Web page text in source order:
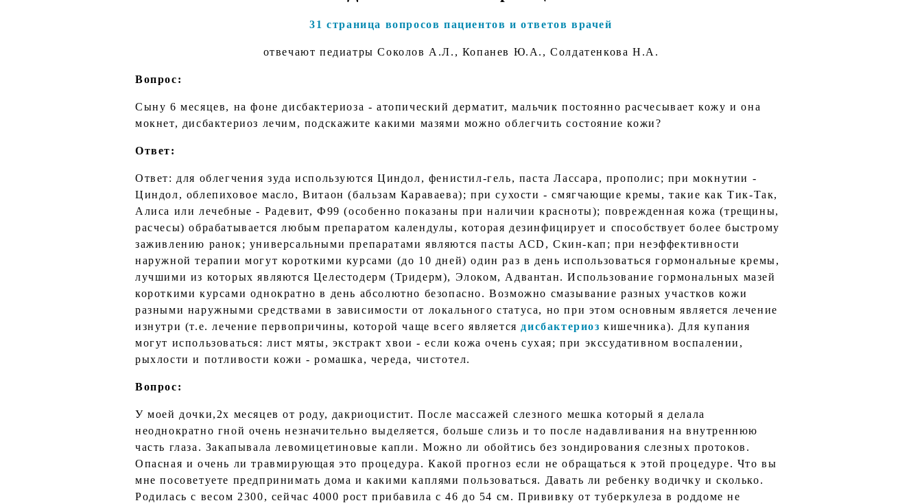
31 страница вопросов пациентов и ответов врачей
отвечают педиатры Соколов А.Л., Копанев Ю.А., Солдатенкова Н.А.
Вопрос:
Сыну 6 месяцев, на фоне дисбактериоза - атопический дерматит, мальчик постоянно расчесывает кожу и она
мокнет, дисбактериоз лечим, подскажите какими мазями можно облегчить состояние кожи?
Ответ:
Ответ: для облегчения зуда используются Циндол, фенистил-гель, паста Лассара, прополис; при мокнутии -
Циндол, облепиховое масло, Витаон (бальзам Караваева); при сухости - смягчающие кремы, такие как Тик-Так,
Алиса или лечебные - Радевит, Ф99 (особенно показаны при наличии красноты); поврежденная кожа (трещины,
расчесы) обрабатывается любым препаратом календулы, которая дезинфицирует и способствует более быстрому
заживлению ранок; универсальными препаратами являются пасты АСD, Скин-кап; при неэффективности
наружной терапии могут короткими курсами (до 10 дней) один раз в день использоваться гормональные кремы,
лучшими из которых являются Целестодерм (Тридерм), Элоком, Адвантан. Использование гормональных мазей
короткими курсами однократно в день абсолютно безопасно. Возможно смазывание разных участков кожи
разными наружными средствами в зависимости от локального статуса, но при этом основным является лечение
изнутри (т.е. лечение первопричины, которой чаще всего является дисбактериоз кишечника). Для купания
могут использоваться: лист мяты, экстракт хвои - если кожа очень сухая; при экссудативном воспалении,
рыхлости и потливости кожи - ромашка, череда, чистотел.
Вопрос:
У моей дочки,2х месяцев от роду, дакриоцистит. После массажей слезного мешка который я делала
неоднократно гной очень незначительно выделяется, больше слизь и то после надавливания на внутреннюю
часть глаза. Закапывала левомицетиновые капли. Можно ли обойтись без зондирования слезных протоков.
Опасная и очень ли травмирующая это процедура. Какой прогноз если не обращаться к этой процедуре. Что вы
мне посоветуете предпринимать дома и какими каплями пользоваться. Давать ли ребенку водичку и сколько.
Родилась с весом 2300, сейчас 4000 рост прибавила с 46 до 54 см. Прививку от туберкулеза в роддоме не